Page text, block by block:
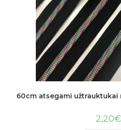
60cm atsegami užtrauktukai
2,20€